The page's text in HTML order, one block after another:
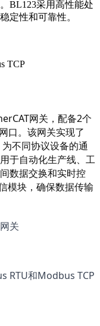
BL123采用高性能处
定性和可靠性。
TCP
网关，配备2个
口。该网关实现了
不同协议设备的通
于自动化生产线、工
数据交换和实时控
模块，确保数据传输
RTU和Modbus TCP